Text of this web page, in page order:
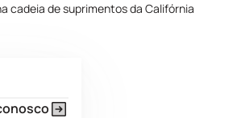
cadeia de suprimentos da Califórnia